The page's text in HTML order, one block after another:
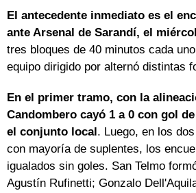
El antecedente inmediato es el
ante Arsenal de Sarandí, el
tres bloques de 40 minutos cada
equipo dirigido por alternó distintas
En el primer tramo, con la
Candombero cayó 1 a 0 con gol
el conjunto local. Luego, en los
con mayoría de suplentes, los
igualados sin goles. San Telmo
Agustín Rufinetti; Gonzalo